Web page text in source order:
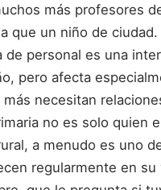
más profesores
que un niño de ciudad.
de personal es una
pero afecta
necesitan
no es solo quien
a menudo es uno
regularmente en su